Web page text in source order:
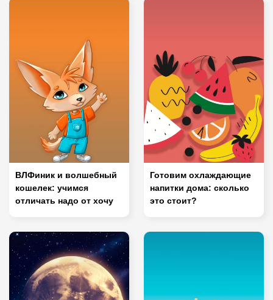
ВЛФиник и волшебный
кошелек: учимся
отличать надо от хочу
Готовим охлаждающие
напитки дома: сколько
это стоит?